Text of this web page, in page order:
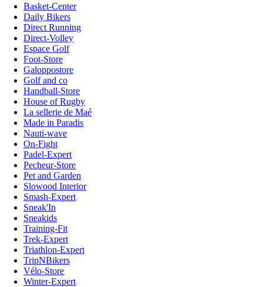
Basket-Center
Daily Bikers
Direct Running
Direct-Volley
Espace Golf
Foot-Store
Galoppostore
Golf and co
Handball-Store
House of Rugby
La sellerie de Maé
Made in Paradis
Nauti-wave
On-Fight
Padel-Expert
Pecheur-Store
Pet and Garden
Slowood Interior
Smash-Expert
Sneak'In
Sneakids
Training-Fit
Trek-Expert
Triathlon-Expert
TripNBikers
Vélo-Store
Winter-Expert